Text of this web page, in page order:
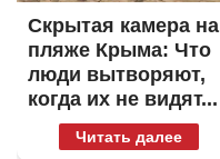
Скрытая камера на
пляже Крыма: Что
люди вытворяют,
когда их не видят...
Читать далее